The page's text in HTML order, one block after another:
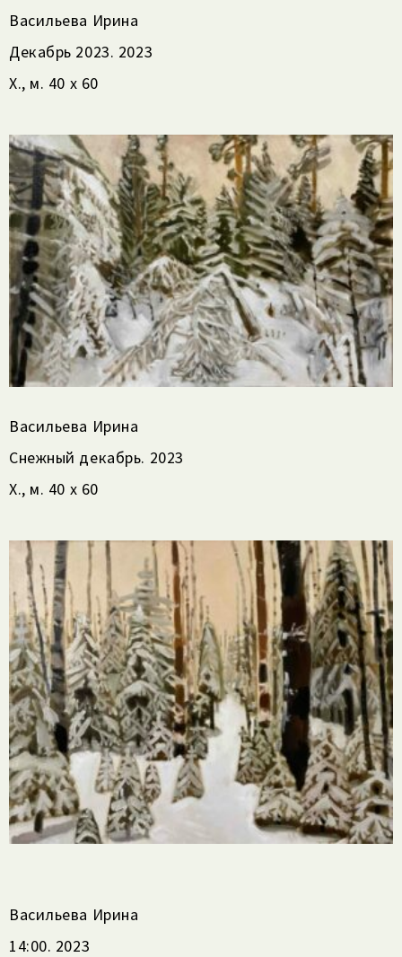
Васильева Ирина
Декабрь 2023. 2023
Х., м. 40 х 60
Васильева Ирина
Снежный декабрь. 2023
Х., м. 40 х 60
Васильева Ирина
14:00. 2023